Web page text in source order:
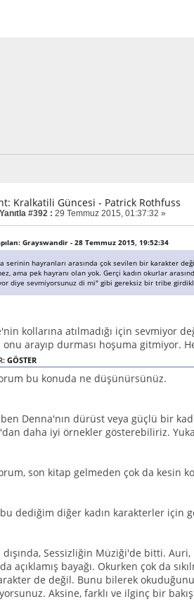
Kralkatili Güncesi - Patrick Rothfuss
Yanıtla #392 : 29 Temmuz 2015, 01:37:32 »
Grayswandir - 28 Temmuz 2015, 19:52:34
serinin hayranları arasında çok sevilen bir karakter
ama pek hayranı olan yok. Gerçi kadın okurlar
diye sevmiyorsunuz di mi" gibi gereksiz bir tribe
kollarına atılmadığı için sevmiyor
arayıp durması hoşuma gitmiyor.
GÖSTER
bu konuda ne düşünürsünüz.
ben Denna'nın dürüst veya güçlü bir
daha iyi örnekler gösterebiliriz.
son kitap gelmeden çok da kesin
bu dediğim diğer kadın karakterler için
dışında, Sessizliğin Müziği'de bitti.
açıklamış bayağı. Okurken çok da
de değil. Bunu bilerek
Aksine, farklı ve ilginç bir bakış